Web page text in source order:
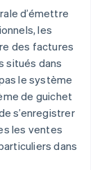
d’émettre
les
des factures
situés dans
le système
de guichet
s’enregistrer
les ventes
dans